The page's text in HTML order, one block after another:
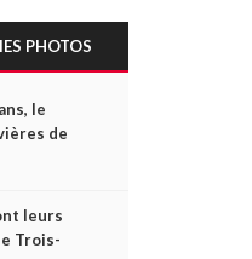
PHOTOS
le
de
leurs
Trois-